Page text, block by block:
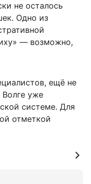
не осталось
Одно из
— возможно,
ещё не
уже
системе. Для
отметкой